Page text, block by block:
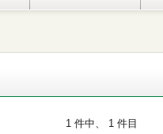
1 件中、 1 件目